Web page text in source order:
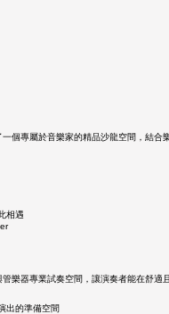
個專屬於音樂家的精品沙龍空間，結合
相遇
樂器專業試奏空間，讓演奏者能在舒適
出的準備空間